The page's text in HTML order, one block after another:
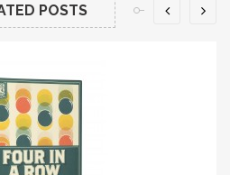
POSTS